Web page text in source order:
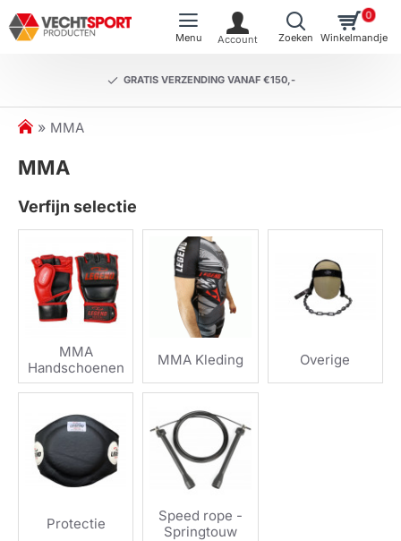
GRATIS VERZENDING VANAF €150,-
0
h
m
MMA
MMA
Verfijn selectie
MMA
Handschoenen
MMA Kleding Overige
Protectie
Speed rope -
Springtouw